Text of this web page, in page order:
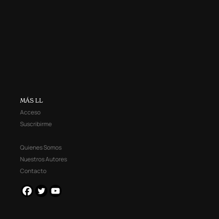
MÁS LL
Acceso
Suscribirme
Quienes Somos
Nuestros Autores
Contacto